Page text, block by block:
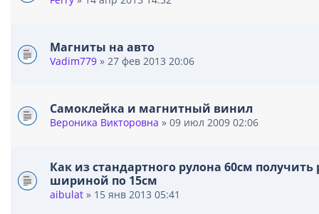
Магниты на авто
Vadim779 » 27 фев 2013 20:06
Самоклейка и магнитный винил
Вероника Викторовна » 09 июл 2009 02:06
Как из стандартного рулона 60см
шириной по 15см
aibulat » 15 янв 2013 05:41